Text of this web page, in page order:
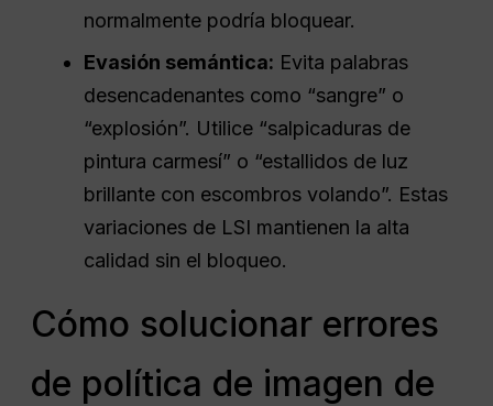
normalmente podría bloquear.
Evasión semántica: Evita palabras
desencadenantes como “sangre” o
“explosión”. Utilice “salpicaduras de
pintura carmesí” o “estallidos de luz
brillante con escombros volando”. Estas
variaciones de LSI mantienen la alta
calidad sin el bloqueo.
Cómo solucionar errores
de política de imagen de